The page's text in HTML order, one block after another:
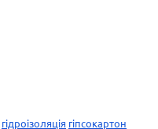
гідроізоляція гіпсокартон